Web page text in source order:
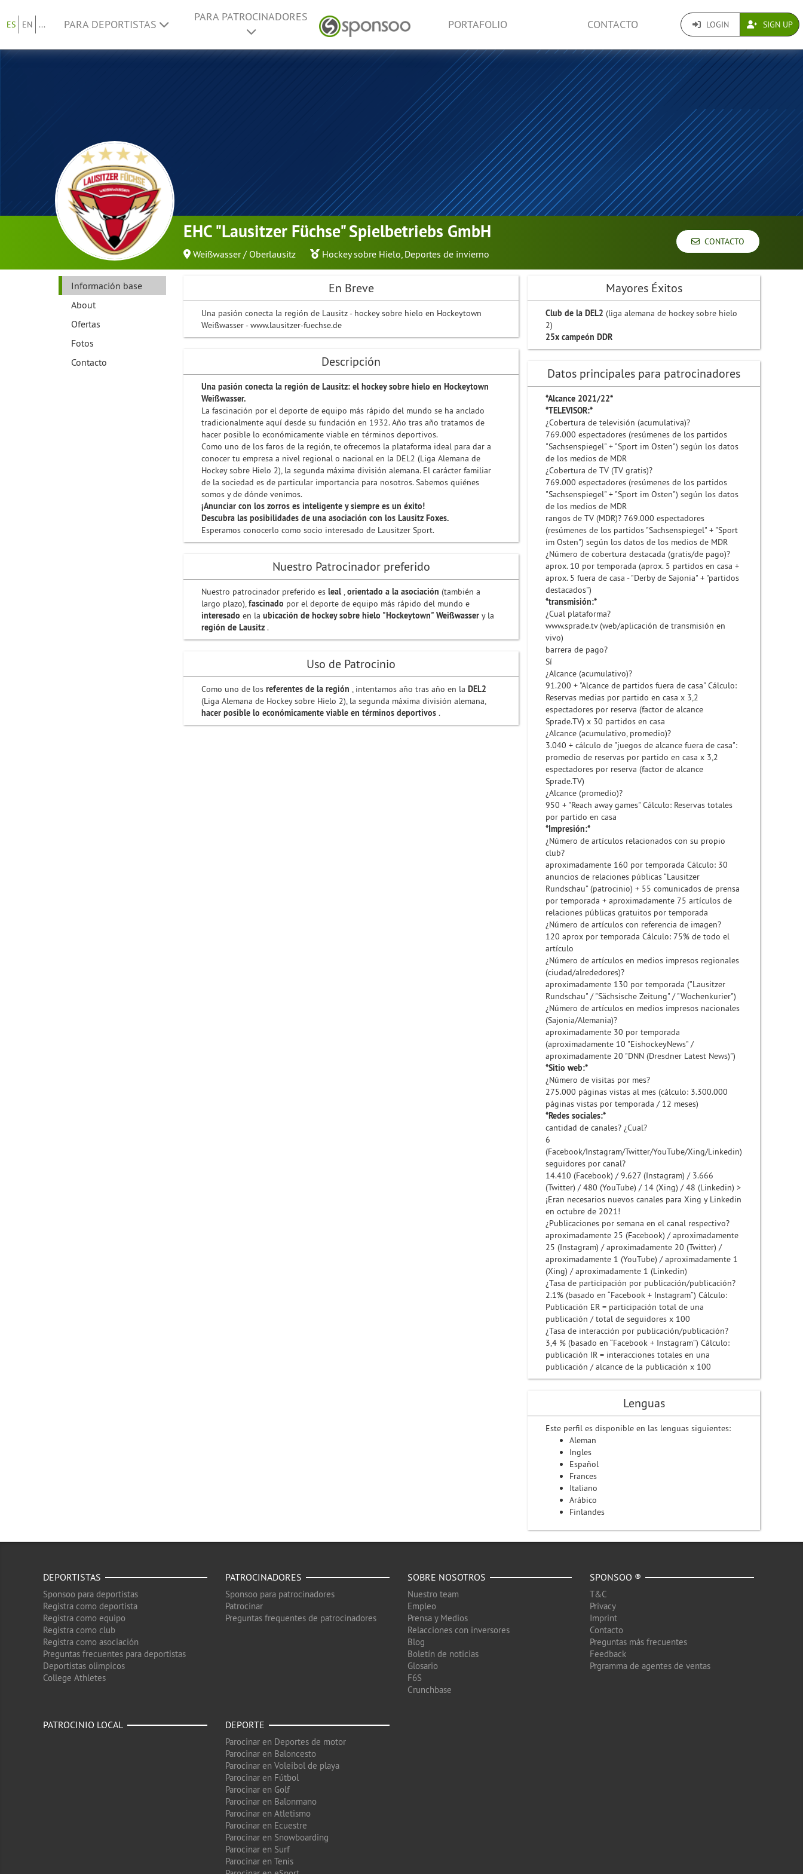
ES EN ... PARA DEPORTISTAS
PARA PATROCINADORES
PORTAFOLIO CONTACTO LOGIN SIGN UP
EHC "Lausitzer Füchse" Spielbetriebs GmbH
Weißwasser / Oberlausitz Hockey sobre Hielo, Deportes de invierno
CONTACTO
Información base
About
Ofertas
Fotos
Contacto
En Breve
Una pasión conecta la región de Lausitz - hockey sobre hielo en Hockeytown
Weißwasser - www.lausitzer-fuechse.de
Descripción
Una pasión conecta la región de Lausitz: el hockey sobre hielo en Hockeytown
Weißwasser.
La fascinación por el deporte de equipo más rápido del mundo se ha anclado
tradicionalmente aquí desde su fundación en 1932. Año tras año tratamos de
hacer posible lo económicamente viable en términos deportivos.
Como uno de los faros de la región, te ofrecemos la plataforma ideal para dar a
conocer tu empresa a nivel regional o nacional en la DEL2 (Liga Alemana de
Hockey sobre Hielo 2), la segunda máxima división alemana. El carácter familiar
de la sociedad es de particular importancia para nosotros. Sabemos quiénes
somos y de dónde venimos.
¡Anunciar con los zorros es inteligente y siempre es un éxito!
Descubra las posibilidades de una asociación con los Lausitz Foxes.
Esperamos conocerlo como socio interesado de Lausitzer Sport.
Nuestro Patrocinador preferido
Nuestro patrocinador preferido es leal ,orientado a la asociación (también a
largo plazo),fascinado por el deporte de equipo más rápido del mundo e
interesado en la ubicación de hockey sobre hielo "Hockeytown" Weißwasser y la
región de Lausitz .
Uso de Patrocinio
Como uno de los referentes de la región , intentamos año tras año en la DEL2
(Liga Alemana de Hockey sobre Hielo 2), la segunda máxima división alemana,
hacer posible lo económicamente viable en términos deportivos .
Mayores Éxitos
Club de la DEL2 (liga alemana de hockey sobre hielo
2)
25x campeón DDR
Datos principales para patrocinadores
*Alcance 2021/22*
*TELEVISOR:*
¿Cobertura de televisión (acumulativa)?
769.000 espectadores (resúmenes de los partidos
"Sachsenspiegel" + "Sport im Osten") según los datos
de los medios de MDR
¿Cobertura de TV (TV gratis)?
769.000 espectadores (resúmenes de los partidos
"Sachsenspiegel" + "Sport im Osten") según los datos
de los medios de MDR
rangos de TV (MDR)? 769.000 espectadores
(resúmenes de los partidos "Sachsenspiegel" + "Sport
im Osten") según los datos de los medios de MDR
¿Número de cobertura destacada (gratis/de pago)?
aprox. 10 por temporada (aprox. 5 partidos en casa +
aprox. 5 fuera de casa - "Derby de Sajonia" + "partidos
destacados")
*transmisión:*
¿Cual plataforma?
www.sprade.tv (web/aplicación de transmisión en
vivo)
barrera de pago?
Sí
¿Alcance (acumulativo)?
91.200 + "Alcance de partidos fuera de casa" Cálculo:
Reservas medias por partido en casa x 3,2
espectadores por reserva (factor de alcance
Sprade.TV) x 30 partidos en casa
¿Alcance (acumulativo, promedio)?
3.040 + cálculo de "juegos de alcance fuera de casa":
promedio de reservas por partido en casa x 3,2
espectadores por reserva (factor de alcance
Sprade.TV)
¿Alcance (promedio)?
950 + "Reach away games" Cálculo: Reservas totales
por partido en casa
*Impresión:*
¿Número de artículos relacionados con su propio
club?
aproximadamente 160 por temporada Cálculo: 30
anuncios de relaciones públicas “Lausitzer
Rundschau” (patrocinio) + 55 comunicados de prensa
por temporada + aproximadamente 75 artículos de
relaciones públicas gratuitos por temporada
¿Número de artículos con referencia de imagen?
120 aprox por temporada Cálculo: 75% de todo el
artículo
¿Número de artículos en medios impresos regionales
(ciudad/alrededores)?
aproximadamente 130 por temporada ("Lausitzer
Rundschau" / "Sächsische Zeitung" / "Wochenkurier")
¿Número de artículos en medios impresos nacionales
(Sajonia/Alemania)?
aproximadamente 30 por temporada
(aproximadamente 10 "EishockeyNews" /
aproximadamente 20 "DNN (Dresdner Latest News)")
*Sitio web:*
¿Número de visitas por mes?
275.000 páginas vistas al mes (cálculo: 3.300.000
páginas vistas por temporada / 12 meses)
*Redes sociales:*
cantidad de canales? ¿Cual?
6
(Facebook/Instagram/Twitter/YouTube/Xing/Linkedin)
seguidores por canal?
14.410 (Facebook) / 9.627 (Instagram) / 3.666
(Twitter) / 480 (YouTube) / 14 (Xing) / 48 (Linkedin) >
¡Eran necesarios nuevos canales para Xing y Linkedin
en octubre de 2021!
¿Publicaciones por semana en el canal respectivo?
aproximadamente 25 (Facebook) / aproximadamente
25 (Instagram) / aproximadamente 20 (Twitter) /
aproximadamente 1 (YouTube) / aproximadamente 1
(Xing) / aproximadamente 1 (Linkedin)
¿Tasa de participación por publicación/publicación?
2.1% (basado en “Facebook + Instagram”) Cálculo:
Publicación ER = participación total de una
publicación / total de seguidores x 100
¿Tasa de interacción por publicación/publicación?
3,4 % (basado en “Facebook + Instagram”) Cálculo:
publicación IR = interacciones totales en una
publicación / alcance de la publicación x 100
Lenguas
Este perfil es disponible en las lenguas siguientes:
Aleman
Ingles
Español
Frances
Italiano
Arábico
Finlandes
DEPORTISTAS
Sponsoo para deportistas
Registra como deportista
Registra como equipo
Registra como club
Registra como asociación
Preguntas frecuentes para deportistas
Deportistas olimpicos
College Athletes
PATROCINADORES
Sponsoo para patrocinadores
Patrocinar
Preguntas frequentes de patrocinadores
SOBRE NOSOTROS
Nuestro team
Empleo
Prensa y Medios
Relacciones con inversores
Blog
Boletín de noticias
Glosario
F6S
Crunchbase
SPONSOO ®
T&C
Privacy
Imprint
Contacto
Preguntas más frecuentes
Feedback
Prgramma de agentes de ventas
PATROCINIO LOCAL DEPORTE
Parocinar en Deportes de motor
Parocinar en Baloncesto
Parocinar en Voleibol de playa
Parocinar en Fútbol
Parocinar en Golf
Parocinar en Balonmano
Parocinar en Atletismo
Parocinar en Ecuestre
Parocinar en Snowboarding
Parocinar en Surf
Parocinar en Tenis